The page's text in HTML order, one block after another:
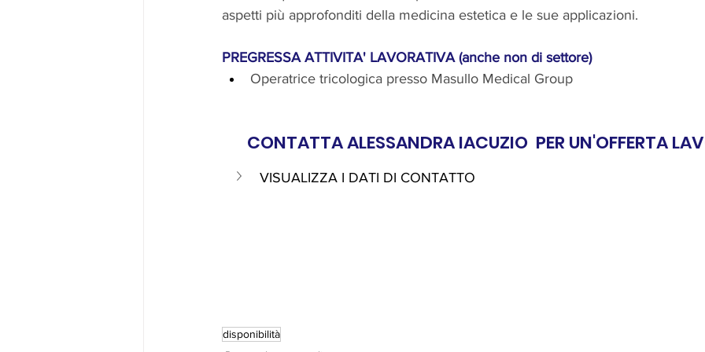
aspetti più approfonditi della medicina estetica e le sue applicazioni.
PREGRESSA ATTIVITA' LAVORATIVA (anche non di settore)
Operatrice tricologica presso Masullo Medical Group
CONTATTA ALESSANDRA IACUZIO  PER UN'OFFERTA
VISUALIZZA I DATI DI CONTATTO
disponibilità